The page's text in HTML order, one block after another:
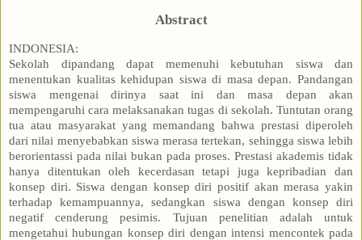
Abstract
INDONESIA:
Sekolah dipandang dapat memenuhi kebutuhan siswa dan
menentukan kualitas kehidupan siswa di masa depan. Pandangan
siswa mengenai dirinya saat ini dan masa depan akan
mempengaruhi cara melaksanakan tugas di sekolah. Tuntutan orang
tua atau masyarakat yang memandang bahwa prestasi diperoleh
dari nilai menyebabkan siswa merasa tertekan, sehingga siswa lebih
berorientassi pada nilai bukan pada proses. Prestasi akademis tidak
hanya ditentukan oleh kecerdasan tetapi juga kepribadian dan
konsep diri. Siswa dengan konsep diri positif akan merasa yakin
terhadap kemampuannya, sedangkan siswa dengan konsep diri
negatif cenderung pesimis. Tujuan penelitian adalah untuk
mengetahui hubungan konsep diri dengan intensi mencontek pada